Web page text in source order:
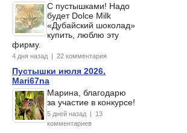
С пустышками! Надо
будет Dolce Milk
«Дубайский шоколад»
купить, люблю эту
фирму.
4 дня назад | 22 комментария
Пустышки июля 2026.
Mari67na
Марина, благодарю
за участие в конкурсе!
5 дней назад | 13
комментариев